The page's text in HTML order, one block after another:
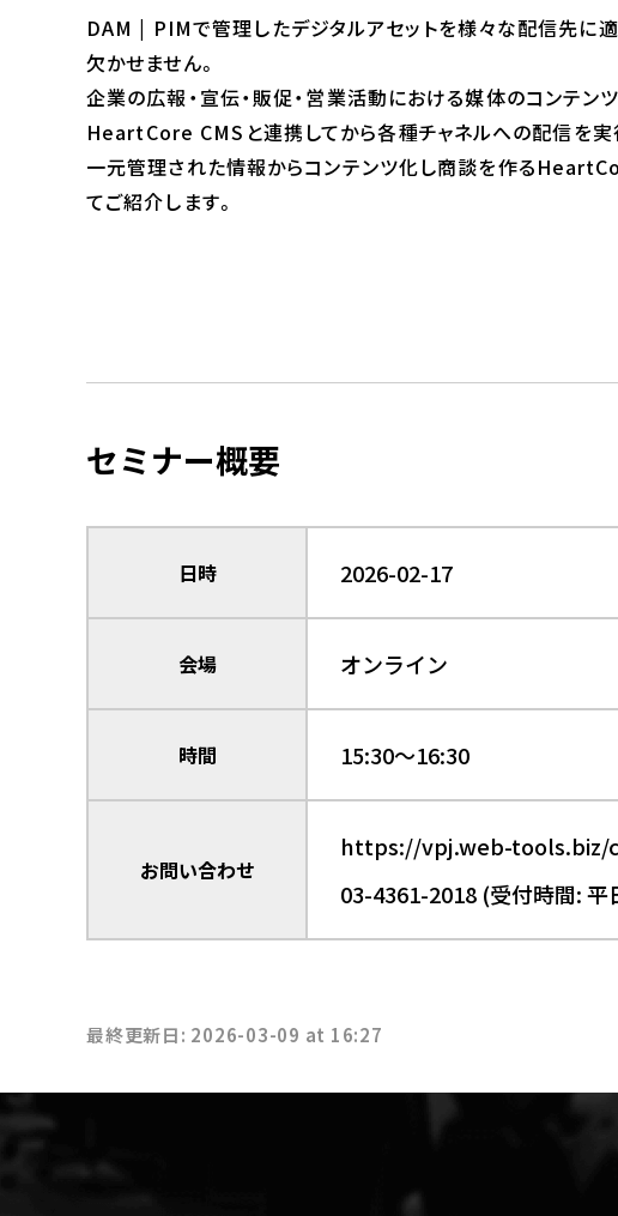
DAM | PIMで管理したデジタルアセットを様々な配信先に
欠かせません。
企業の広報・宣伝・販促・営業活動における媒体のコンテン
HeartCore CMSと連携してから各種チャネルへの配信を実
一元管理された情報からコンテンツ化し商談を作る
てご紹介します。
セミナー概要
日時 2026-02-17
会場 オンライン
時間 15:30～16:30
お問い合わせ
https://vpj.web-tools.biz/
03-4361-2018 (受付時間: 平
最終更新日: 2026-03-09 at 16:27